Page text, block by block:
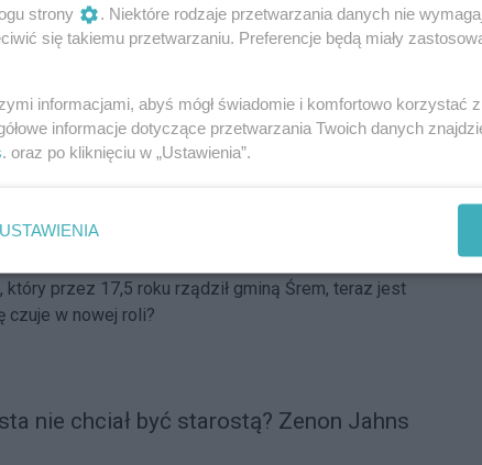
z prezentem od PSP Śrem
Straży Pożarnej w Małachowie w gminie Dolsk
znalazł się w nowej roli. Jak się z tym
który przez 17,5 roku rządził gminą Śrem, teraz jest
czuje w nowej roli?
nie chciał być starostą? Zenon Jahns
strony
. Niektóre rodzaje przetwarzania danych nie
się takiemu przetwarzaniu. Preferencje będą miały
informacjami, abyś mógł świadomie i komfortowo korzystać
informacje dotyczące przetwarzania Twoich danych
. oraz po kliknięciu w „Ustawienia”.
USTAWIENIA